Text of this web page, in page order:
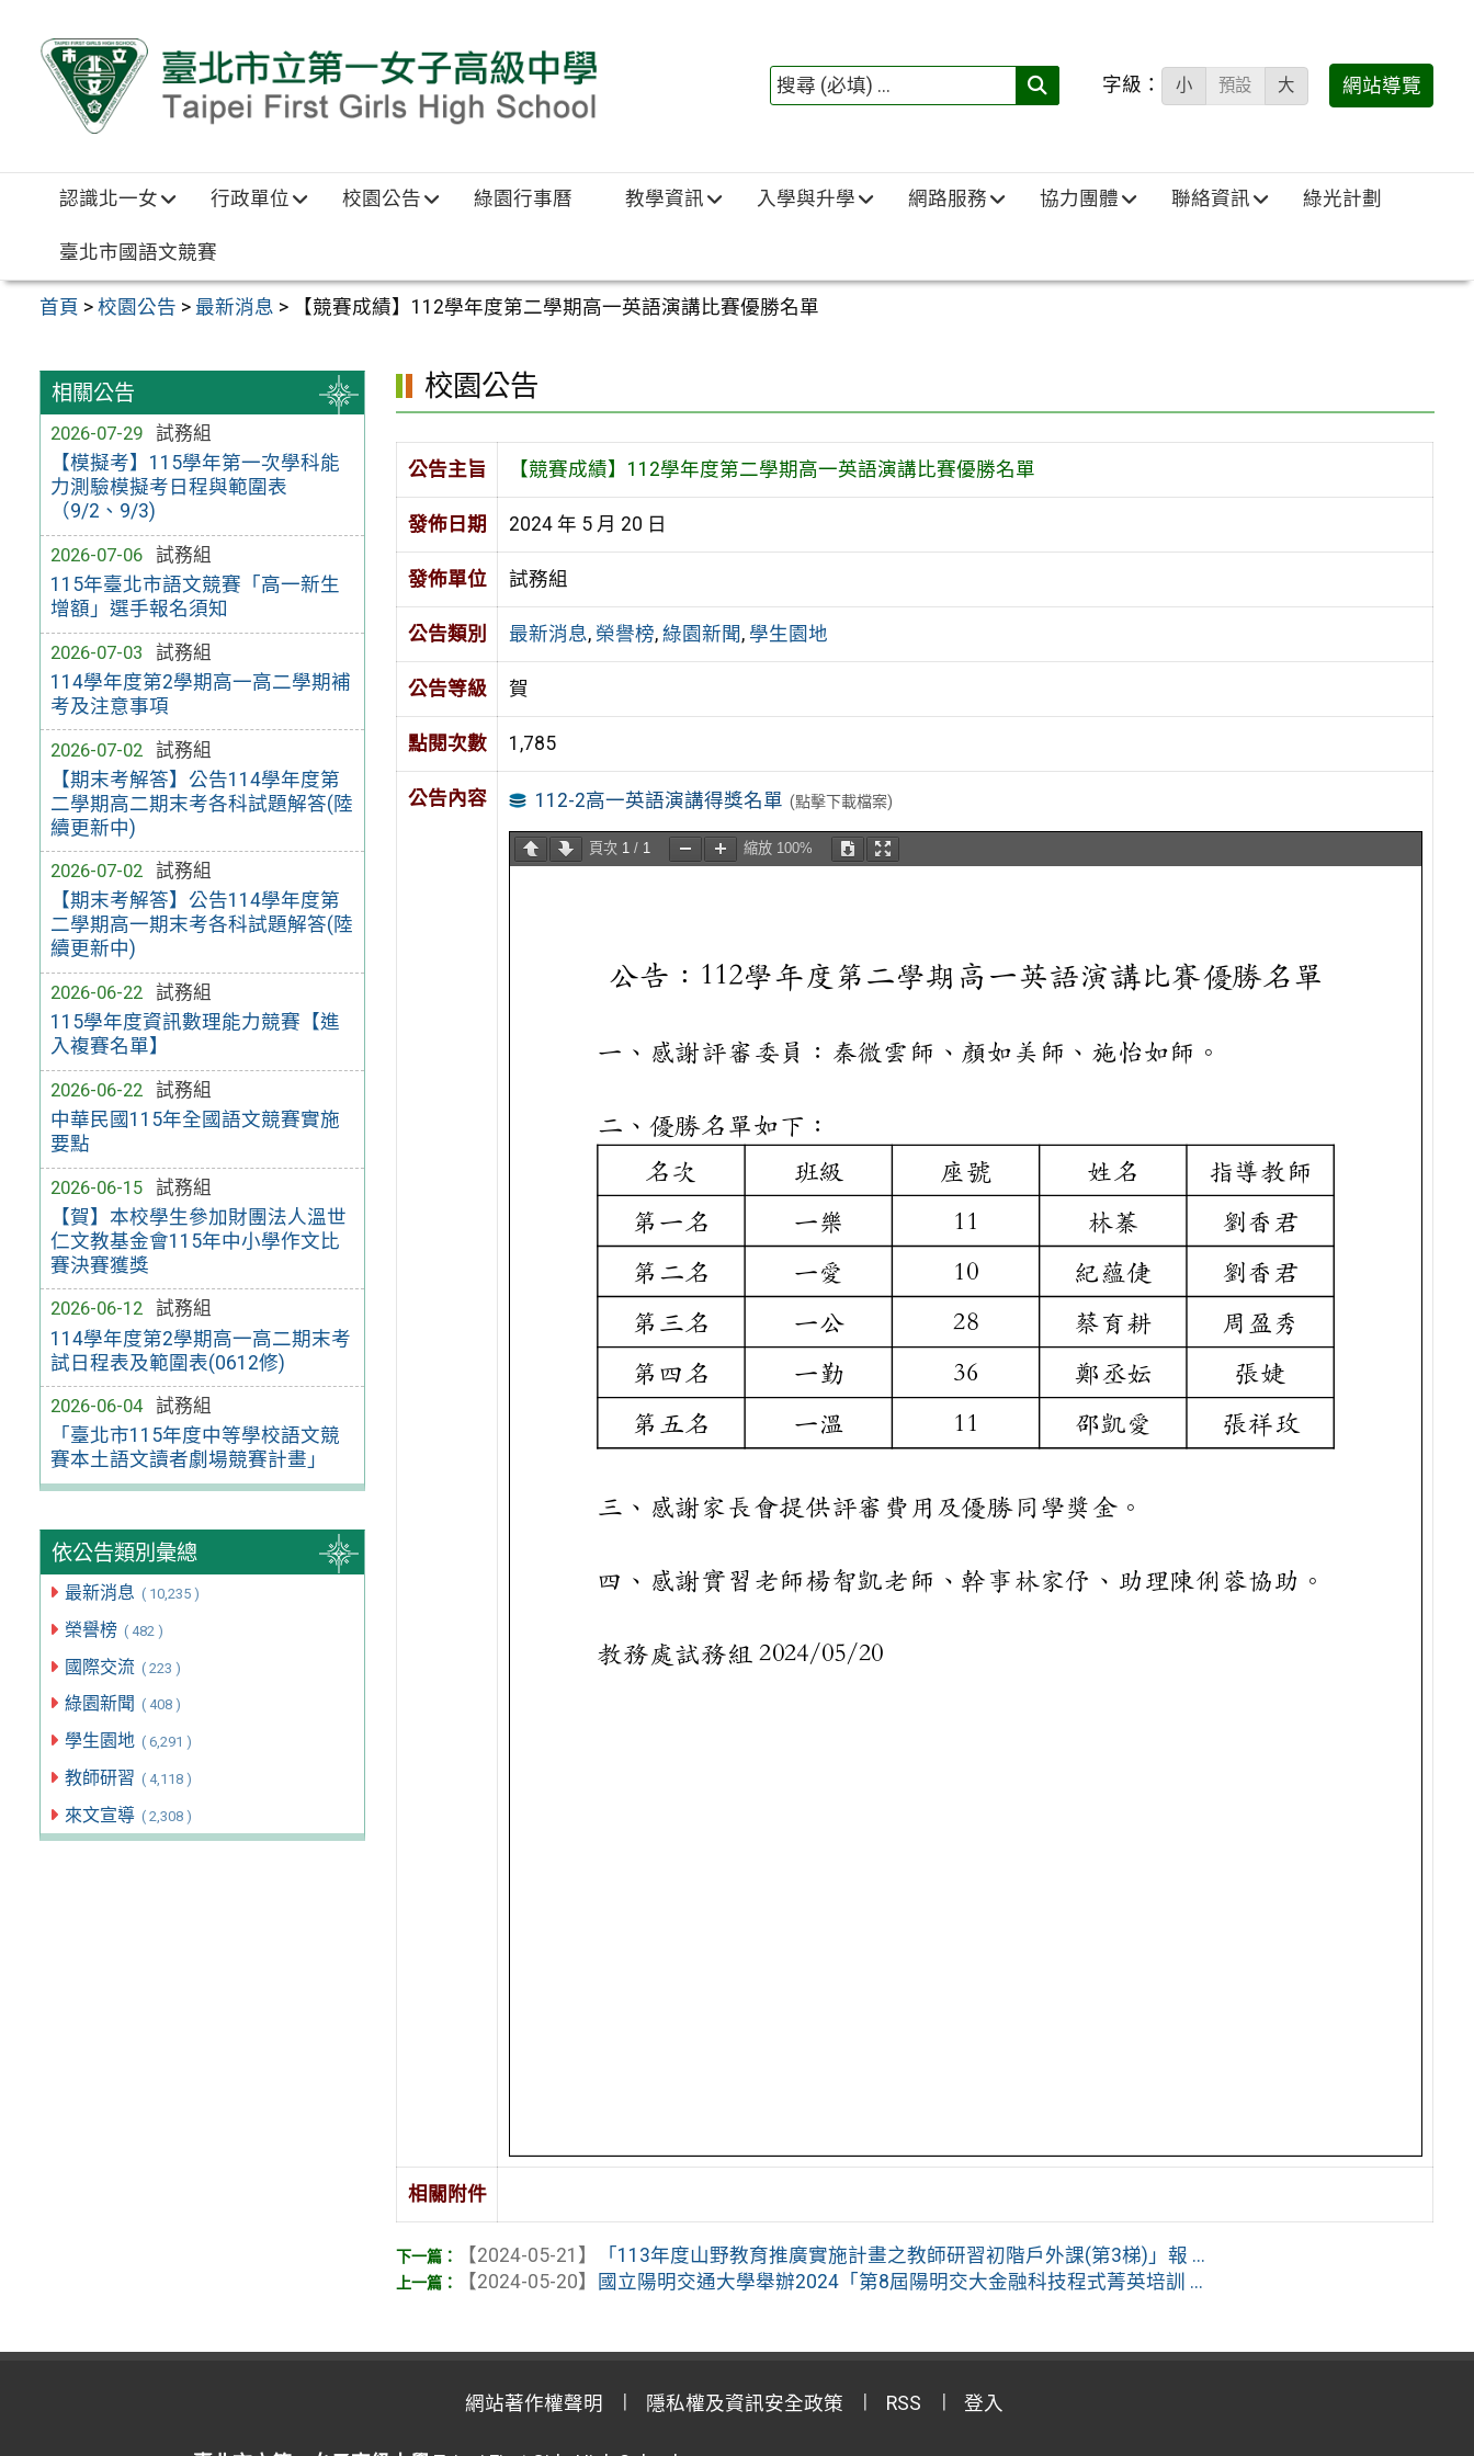
搜
填)：
字級： 小 預設 大 網站導覽
認識北一女 行政單位 校園公告 綠園行事曆 教學資訊 入學與升學 網路服務 協力團體 聯絡資訊 綠光計劃
臺北市國語文競賽
首頁 >校園公告 > 最新消息 > 【競賽成績】112學年度第二學期高一英語演講比賽優勝名單
相關公告
2026-07-29
試務組
【模擬考】115學年第一次學科能
力測驗模擬考日程與範圍表
（9/2、9/3)
2026-07-06
試務組
115年臺北市語文競賽「高一新生
增額」選手報名須知
2026-07-03
試務組
114學年度第2學期高一高二學期補
考及注意事項
2026-07-02
試務組
【期末考解答】公告114學年度第
二學期高二期末考各科試題解答(陸
續更新中)
2026-07-02
試務組
【期末考解答】公告114學年度第
二學期高一期末考各科試題解答(陸
續更新中)
2026-06-22
試務組
115學年度資訊數理能力競賽【進
入複賽名單】
2026-06-22
試務組
中華民國115年全國語文競賽實施
要點
2026-06-15
試務組
【賀】本校學生參加財團法人溫世
仁文教基金會115年中小學作文比
賽決賽獲獎
2026-06-12
試務組
114學年度第2學期高一高二期末考
試日程表及範圍表(0612修)
2026-06-04
試務組
「臺北市115年度中等學校語文競
賽本土語文讀者劇場競賽計畫」
依公告類別彙總
最新消息 ( 10,235 )
榮譽榜 ( 482 )
國際交流 ( 223 )
綠園新聞 ( 408 )
學生園地 ( 6,291 )
教師研習 ( 4,118 )
來文宣導 ( 2,308 )
校園公告
公告主旨 【競賽成績】112學年度第二學期高一英語演講比賽優勝名單
發佈日期 2024 年 5 月 20 日
發佈單位 試務組
公告類別 最新消息, 榮譽榜, 綠園新聞 , 學生園地
公告等級 賀
點閱次數 1,785
公告內容 112-2高一英語演講得獎名單 (點擊下載檔案)
頁次 1/ 1 縮放 100%
相關附件
【2024-05-21】
「113年度山野教育推廣實施計畫之教師研習初階戶外課(第3梯)」報 ...
【2024-05-20】 國立陽明交通大學舉辦2024「第8屆陽明交大金融科技程式菁英培訓 ...
網站著作權聲明 隱私權及資訊安全政策 RSS 登入